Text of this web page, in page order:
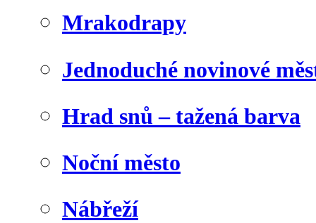
Mrakodrapy
Jednoduché novinové
Hrad snů – tažená barva
Noční město
Nábřeží